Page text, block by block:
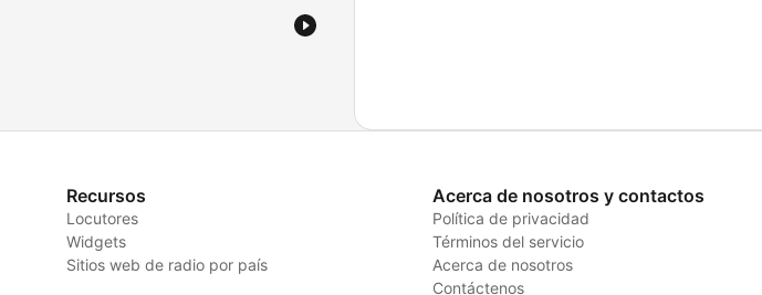
Recursos
Locutores
Widgets
Sitios web de radio por país
Acerca de nosotros y contactos
Política de privacidad
Términos del servicio
Acerca de nosotros
Contáctenos